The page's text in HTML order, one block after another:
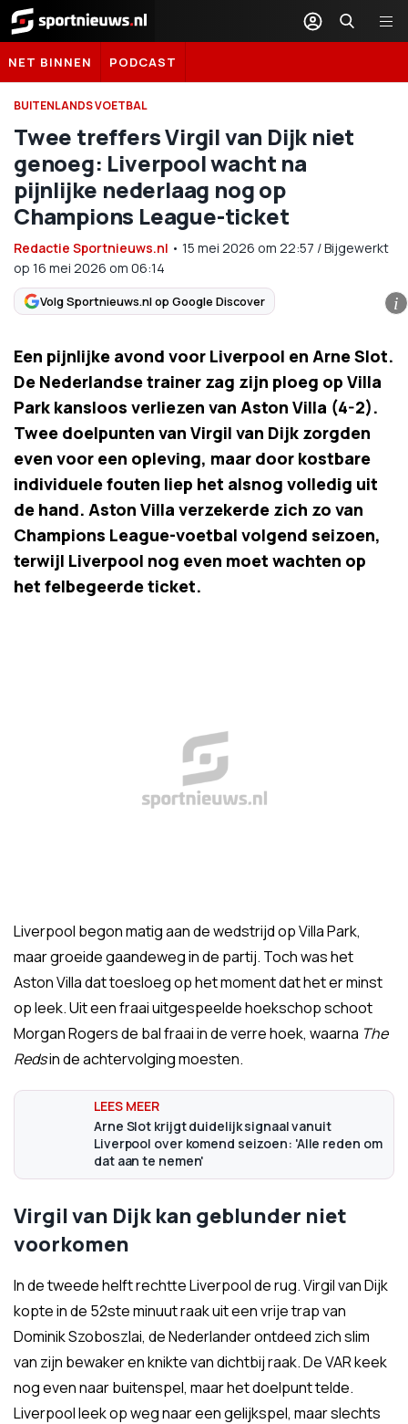
Sportnieuws.nl
NET BINNEN PODCAST
BUITENLANDS VOETBAL
Twee treffers Virgil van Dijk niet
genoeg: Liverpool wacht na
pijnlijke nederlaag nog op
Champions League-ticket
Redactie Sportnieuws.nl • 15 mei 2026 om 22:57 /Bijgewerkt
op 16 mei 2026 om 06:14
Volg Sportnieuws.nl op Google Discover i
Een pijnlijke avond voor Liverpool en Arne Slot.
De Nederlandse trainer zag zijn ploeg op Villa
Park kansloos verliezen van Aston Villa (4-2).
Twee doelpunten van Virgil van Dijk zorgden
even voor een opleving, maar door kostbare
individuele fouten liep het alsnog volledig uit
de hand. Aston Villa verzekerde zich zo van
Champions League-voetbal volgend seizoen,
terwijl Liverpool nog even moet wachten op
het felbegeerde ticket.
Liverpool begon matig aan de wedstrijd op Villa Park,
maar groeide gaandeweg in de partij. Toch was het
Aston Villa dat toesloeg op het moment dat het er minst
op leek. Uit een fraai uitgespeelde hoekschop schoot
Morgan Rogers de bal fraai in de verre hoek, waarna The
Redsin de achtervolging moesten.
Arne Slot krijgt duidelijk signaal vanuit
Liverpool over komend seizoen: 'Alle reden om
dat aan te nemen'
Virgil van Dijk kan geblunder niet
voorkomen
In de tweede helft rechtte Liverpool de rug. Virgil van Dijk
kopte in de 52ste minuut raak uit een vrije trap van
Dominik Szoboszlai, de Nederlander ontdeed zich slim
van zijn bewaker en knikte van dichtbij raak. De VAR keek
nog even naar buitenspel, maar het doelpunt telde.
Liverpool leek op weg naar een gelijkspel, maar slechts